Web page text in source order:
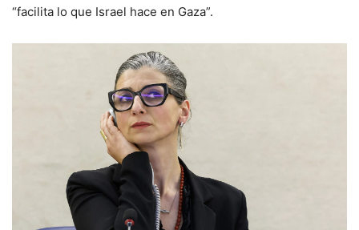
“facilita lo que Israel hace en Gaza”.